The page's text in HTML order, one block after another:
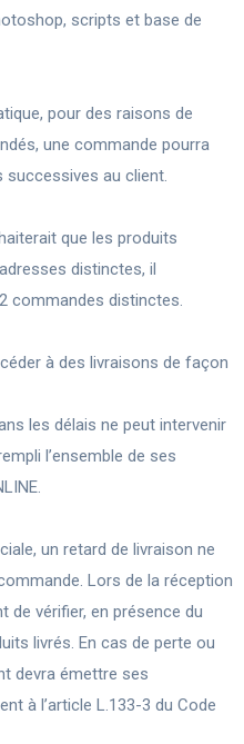
scripts et base de
pour des raisons de
une commande pourra
successives au client.
que les produits
distinctes, il
commandes distinctes.
à des livraisons de façon
les délais ne peut intervenir
l’ensemble de ses
un retard de livraison ne
Lors de la réception
de vérifier, en présence du
livrés. En cas de perte ou
devra émettre ses
à l’article L.133-3 du Code